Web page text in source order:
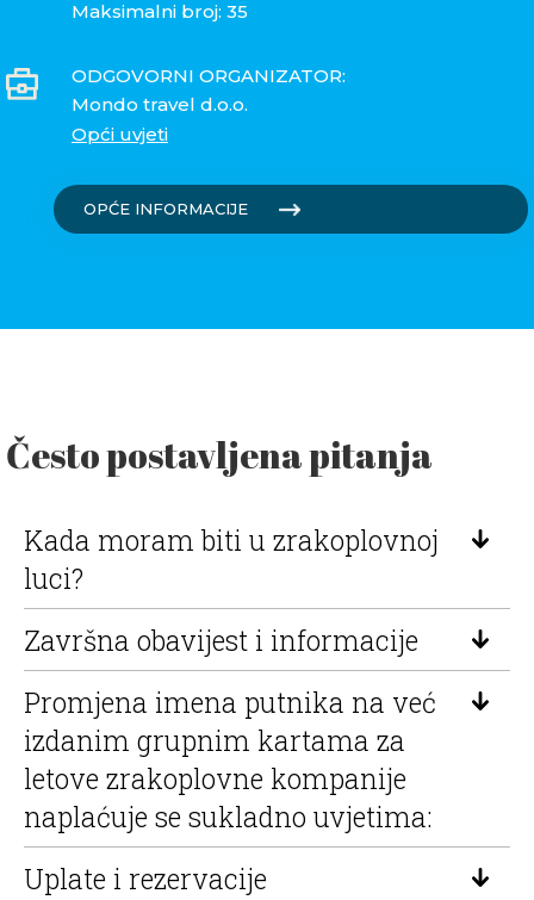
Maksimalni broj: 35
ODGOVORNI ORGANIZATOR:
Mondo travel d.o.o.
Opći uvjeti
OPĆE INFORMACIJE
Često postavljena pitanja
Kada moram biti u zrakoplovnoj
luci?
Završna obavijest i informacije
Promjena imena putnika na već
izdanim grupnim kartama za
letove zrakoplovne kompanije
naplaćuje se sukladno uvjetima:
Uplate i rezervacije